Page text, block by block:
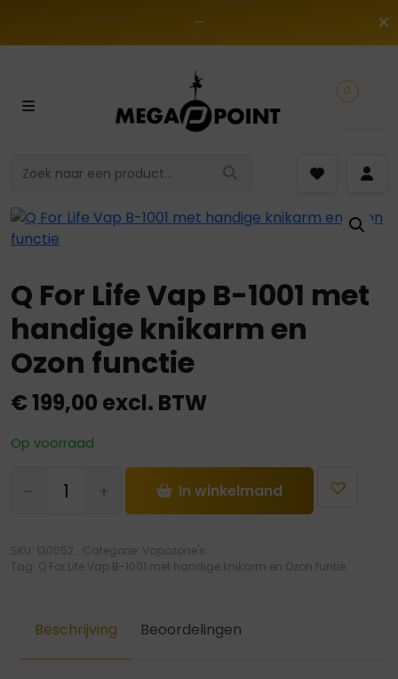
—
0
Q For Life Vap B-1001 met
handige knikarm en
Ozon functie
€199,00 excl. BTW
Op voorraad
-
For
Vap
B-
handige
+ In winkelmand
SKU: 130052 Categorie: Vapozone's
Tag: Q For Life Vap B-1001 met handige knikarm en Ozon funtie
Beschrijving Beoordelingen